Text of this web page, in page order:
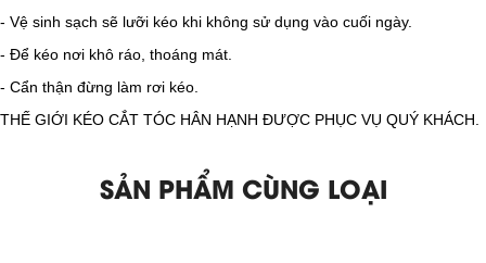
- Vệ sinh sạch sẽ lưỡi kéo khi không sử dụng vào cuối ngày.
- Để kéo nơi khô ráo, thoáng mát.
- Cẩn thận đừng làm rơi kéo.
THẾ GIỚI KÉO CẮT TÓC HÂN HẠNH ĐƯỢC PHỤC VỤ QUÝ KHÁCH.
SẢN PHẨM CÙNG LOẠI